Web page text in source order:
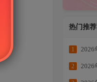
热门推荐
1
2